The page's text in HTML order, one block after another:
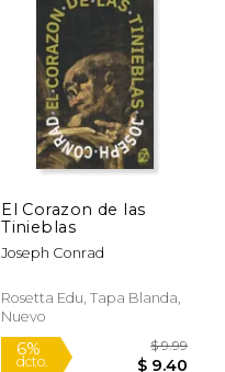
Rápido
El Corazon de las
Tinieblas
Joseph Conrad
Rosetta Edu, Tapa Blanda,
Nuevo